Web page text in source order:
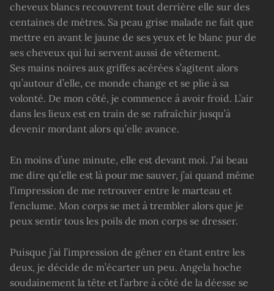
cheveux blancs recouvrent tout derrière elle sur des
centaines de mètres. Sa peau grise malade ne fait que
mettre en avant le jaune de ses yeux et le blanc pur de
ses cheveux qui lui servent aussi de vêtement.
Ses mains noires aux griffes acérées s’agitent alors
qu’autour d’elle, ce monde change et se plie à sa
volonté. De mon côté, je commence à avoir froid. L’air
dans les lieux est en train de se rafraîchir jusqu’à
devenir mordant alors qu’elle avance.
En moins d’une minute, elle est devant moi. J’ai beau
me dire qu’elle est là pour me sauver, j’ai quand même
l’impression de me retrouver entre le marteau et
l’enclume. Mon corps se met à trembler alors que je
peux sentir tous les poils de mon corps se dresser.
Puisque j’ai l’impression de gêner en étant entre les
deux, je décide de m’écarter un peu. Angela hoche
soudainement la tête et l’arbre à côté de la déesse se